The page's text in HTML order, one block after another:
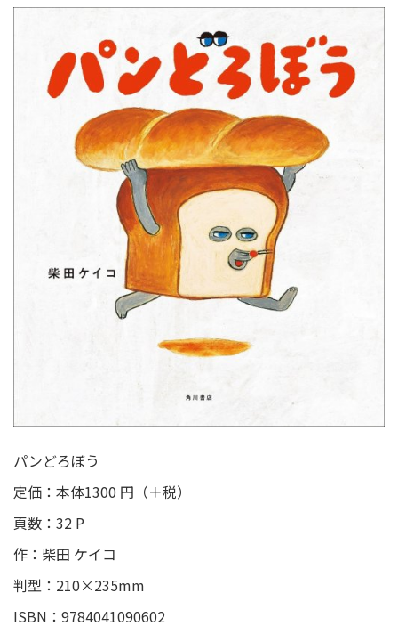
パンどろぼう
定価：本体1300 円（＋税）
頁数：32 P
作：柴田 ケイコ
判型：210×235mm
ISBN：9784041090602